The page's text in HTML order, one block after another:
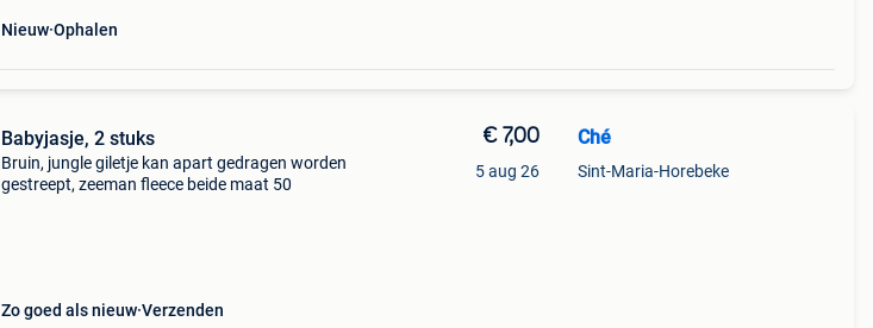
Nieuw Ophalen
Babyjasje, 2 stuks
Bruin, jungle giletje kan apart gedragen worden
gestreept, zeeman fleece beide maat 50
Zo goed als nieuw Verzenden
€ 7,00
5 aug 26
Ché
Sint-Maria-Horebeke